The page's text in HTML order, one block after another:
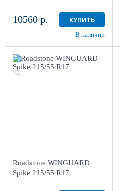
10560 р. КУПИТЬ
В наличии
Roadstone WINGUARD
Spike 215/55 R17